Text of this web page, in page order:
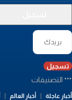
تسجيل
التصنيفات
عاجلة أخبار العالم